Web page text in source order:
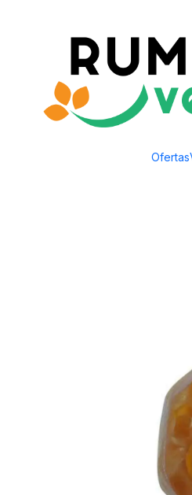
Ofertas
Envío gratis por compras sobre los 59.990 en
Cosmética Natural Cuidado de